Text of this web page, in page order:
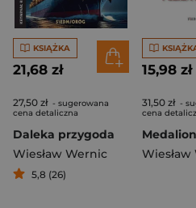
KSIĄŻKA
21,68 zł
27,50 zł - sugerowana
cena detaliczna
Daleka przygoda
Wiesław Wernic
5,8 (26)
15,98 zł
31,50 zł -
cena